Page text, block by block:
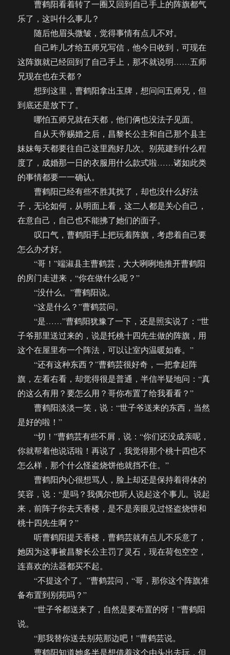
曹鹤阳看着转了一圈又回到自己手上的阵旗都气
乐了，这叫什么事儿？
随后他眉头微皱，觉得事情有点儿不对。
自己昨儿才给五师兄写信，他今日收到，可现在
这阵旗就已经回到了自己手上，那不就说明……五师
兄现在也在天都？
想到这里，曹鹤阳拿出玉牌，想问问五师兄，但
到底还是放下了。
哪怕五师兄就在天都，他们俩也没法子见面。
自从天帝赐婚之后，昌黎长公主和自己那个县主
妹妹每天都要往自己这里跑好几次。别苑建到什么程
度了，成婚那一日的衣服用什么款式啦……诸如此类
的事情都要一一确认。
曹鹤阳已经有些不胜其扰了，却也没什么好法
子，无论如何，从明面上看，这二人都是关心自己，
在意自己，自己也不能拂了她们的面子。
叹口气，曹鹤阳手上把玩着阵旗，考虑着自己要
怎么办才好。
“哥！”端淑县主曹鹤芸，大大咧咧地推开曹鹤阳
的房门走进来，“你在做什么呢？”
“没什么。”曹鹤阳说。
“这是什么？”曹鹤芸问。
“是……”曹鹤阳犹豫了一下，还是照实说了：“世
子爷那里送过来的，说是托桃十四先生做的阵旗，用
这个在屋里布一个阵法，可以让室内温暖如春。”
“还有这种东西？”曹鹤芸很好奇，一把拿起阵
旗，左看右看，却觉得很是普通，半信半疑地问：“真
的这么有用？要怎么用？哥你布置了给我看看？”
曹鹤阳淡淡一笑，说：“世子爷送来的东西，当然
是好的啦！”
“切！”曹鹤芸有些不屑，说：“你们还没成亲呢，
你就帮着他说话啦！再说了，我觉得那个桃十四也不
怎么样，那个什么怪盗烧饼他就挡不住。”
曹鹤阳内心很想骂人，脸上却还是保持着得体的
笑容，说：“是吗？我偶尔也听人说起这个事儿。说起
来，前阵子你去天香楼，是不是亲眼见过怪盗烧饼和
桃十四先生啊？”
听曹鹤阳提天香楼，曹鹤芸就有点儿不乐意了，
她因为这事被昌黎长公主罚了灵石，现在荷包空空，
连喜欢的法器都买不起。
“不提这个了。”曹鹤芸问，“哥，那你这个阵旗准
备布置到别苑吗？”
“世子爷都送来了，自然是要布置的呀！”曹鹤阳
说。
“那我替你送去别苑那边吧！”曹鹤芸说。
曹鹤阳知道她多半是想借着这个由头出去玩，但